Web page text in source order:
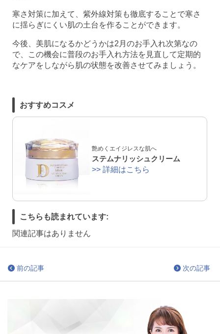
寒さ対策に加えて、紫外線対策も徹底することで寒さ
に揺らぎにくい肌の土台を作ることができます。
今後、美肌になるかどうかは2月のお手入れ次第なの
で、この機会に普段のお手入れ方法を見直して定期的
なケアをしながら肌の状態を改善させてみましょう。
おすすめコスメ
艶めくエイジレスな肌へ
ステムナリッシュクリーム
>> 詳細はこちら
こちらも読まれています:
関連記事はありません
前の記事 次の記事